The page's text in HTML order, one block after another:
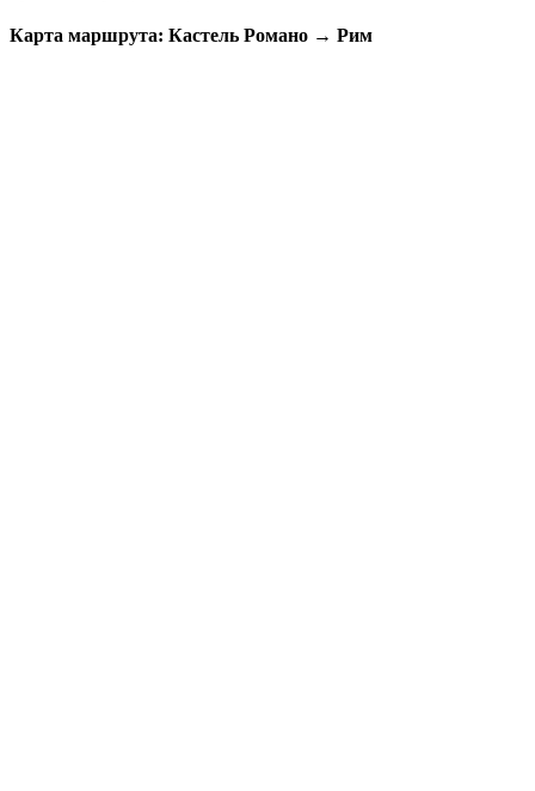
Карта маршрута: Кастель Романо → Рим